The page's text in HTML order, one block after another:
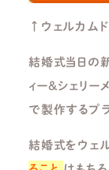
↑ウェルカム
結婚式当日の
ィー＆シェリー
で製作するプ
結婚式をウェ